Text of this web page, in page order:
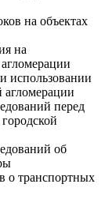
на объектах
на
использовании
агломерации
перед
об
о транспортных